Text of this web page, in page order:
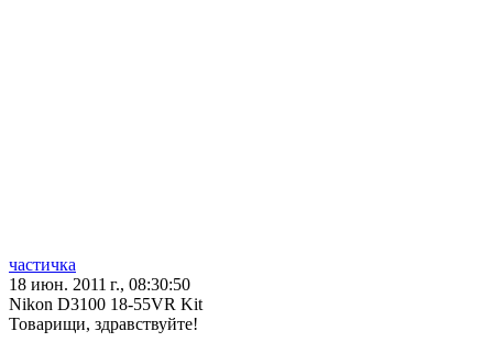
частичка
18 июн. 2011 г., 08:30:50
Nikon D3100 18-55VR Kit
Товарищи, здравствуйте!